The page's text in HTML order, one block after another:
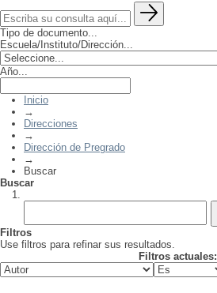
Tipo de documento...
Escuela/Instituto/Dirección...
Año...
Inicio
→
Direcciones
→
Dirección de Pregrado
→
Buscar
Buscar
Filtros
Use filtros para refinar sus resultados.
Filtros actuales: